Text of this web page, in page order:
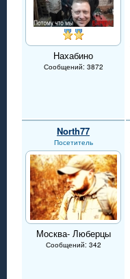
Нахабино
Сообщений: 3872
North77
Посетитель
Москва- Люберцы
Сообщений: 342